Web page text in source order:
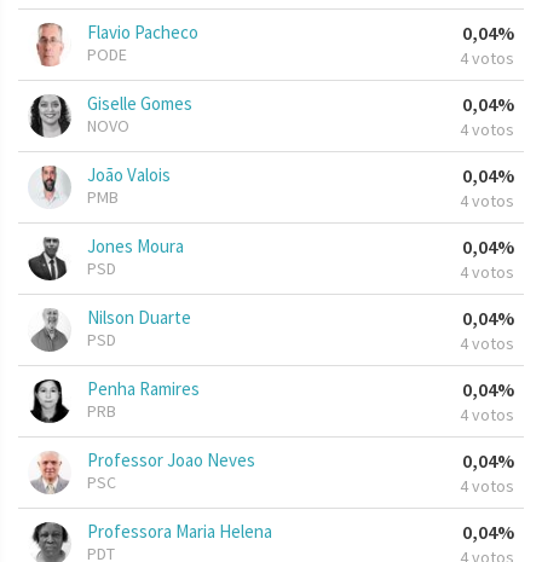
Flavio Pacheco
PODE
0,04%
4 votos
Giselle Gomes
NOVO
0,04%
4 votos
João Valois
PMB
0,04%
4 votos
Jones Moura
PSD
0,04%
4 votos
Nilson Duarte
PSD
0,04%
4 votos
Penha Ramires
PRB
0,04%
4 votos
Professor Joao Neves
PSC
0,04%
4 votos
Professora Maria Helena
PDT
0,04%
4 votos